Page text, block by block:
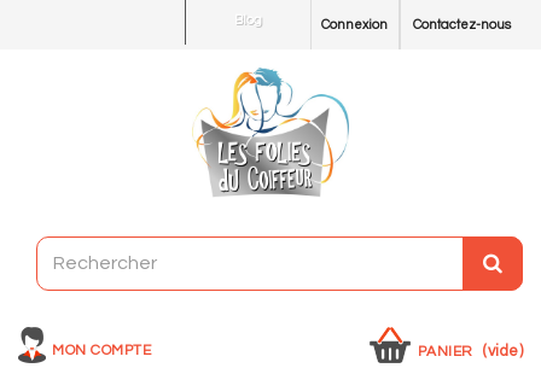
Contactez-nous
Connexion
Blog
MON COMPTE PANIER (vide)